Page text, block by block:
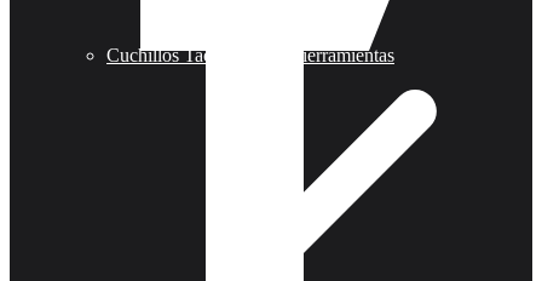
Cuchillos Tacticos y Multierramientas